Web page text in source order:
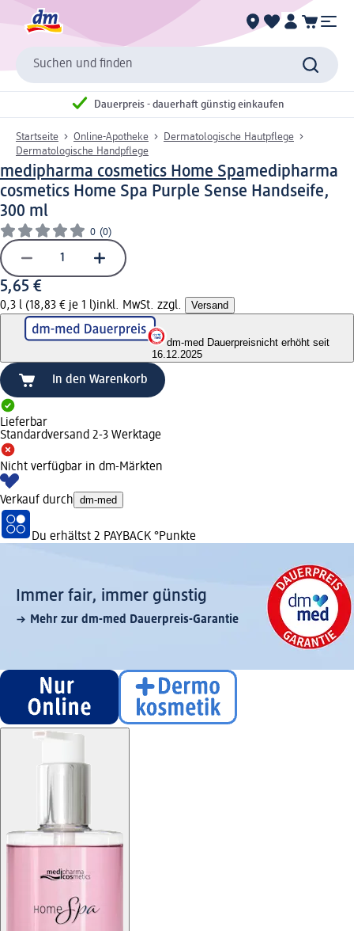
Suchen und finden
Dauerpreis - dauerhaft günstig einkaufen
Startseite Online-Apotheke
Dermatologische Hautpflege
Dermatologische Handpflege
medipharma cosmetics Home Spamedipharma
cosmetics Home Spa Purple Sense Handseife,
300 ml
0 (0)
5,65 €
0,3 l (18,83 € je 1 l)inkl. MwSt. zzgl. Versand
dm-med Dauerpreisnicht erhöht seit
16.12.2025
In den Warenkorb
Lieferbar
Standardversand 2-3 Werktage
Nicht verfügbar in dm-Märkten
Verkauf durch dm-med
Du erhältst 2 PAYBACK °Punkte
Immer fair,­ immer günstig
Mehr zur dm-med Dauerpreis-Garantie